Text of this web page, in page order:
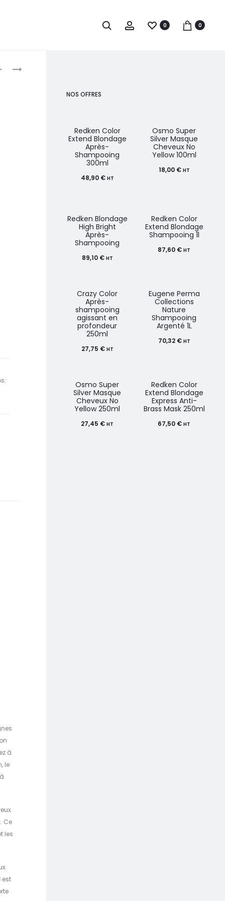
0 0
navigation
REDKEN
à
le
Ce
les
est
NOS OFFRES
Redken Color
Extend Blondage
Après-
Shampooing
300ml
48,90 € HT
Osmo Super
Silver Masque
Cheveux No
Yellow 100ml
18,00 € HT
Redken Blondage
High Bright
Après-
Shampooing
89,10 € HT
Redken Color
Extend Blondage
Shampooing 1l
87,60 € HT
Crazy Color
Après-
shampooing
agissant en
profondeur
250ml
27,75 € HT
Eugene Perma
Collections
Nature
Shampooing
Argenté 1L
70,32 € HT
Osmo Super
Silver Masque
Cheveux No
Yellow 250ml
27,45 € HT
Redken Color
Extend Blondage
Express Anti-
Brass Mask 250ml
67,50 € HT